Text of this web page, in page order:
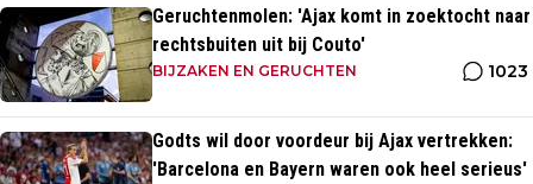
Geruchtenmolen: 'Ajax komt in zoektocht naar
rechtsbuiten uit bij Couto'
BIJZAKEN EN GERUCHTEN 1023
Godts wil door voordeur bij Ajax vertrekken:
'Barcelona en Bayern waren ook heel serieus'